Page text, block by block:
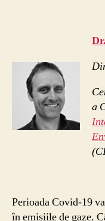
a
Perioada Covid-19
în emisiile de gaze.